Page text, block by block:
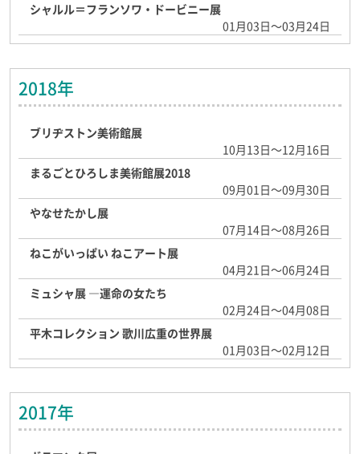
シャルル＝フランソワ・ドービニー展
01月03日～03月24日
2018年
ブリヂストン美術館展
10月13日～12月16日
まるごとひろしま美術館展2018
09月01日～09月30日
やなせたかし展
07月14日～08月26日
ねこがいっぱい ねこアート展
04月21日～06月24日
ミュシャ展 ―運命の女たち
02月24日～04月08日
平木コレクション 歌川広重の世界展
01月03日～02月12日
2017年